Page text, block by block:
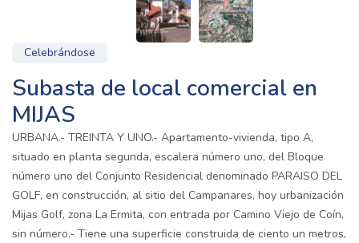
Celebrándose
Subasta de local comercial en
MIJAS
URBANA.- TREINTA Y UNO.- Apartamento-vivienda, tipo A,
situado en planta segunda, escalera número uno, del Bloque
número uno del Conjunto Residencial denominado PARAISO DEL
GOLF, en construcción, al sitio del Campanares, hoy urbanización
Mijas Golf, zona La Ermita, con entrada por Camino Viejo de Coín,
sin número.- Tiene una superficie construida de ciento un metros,